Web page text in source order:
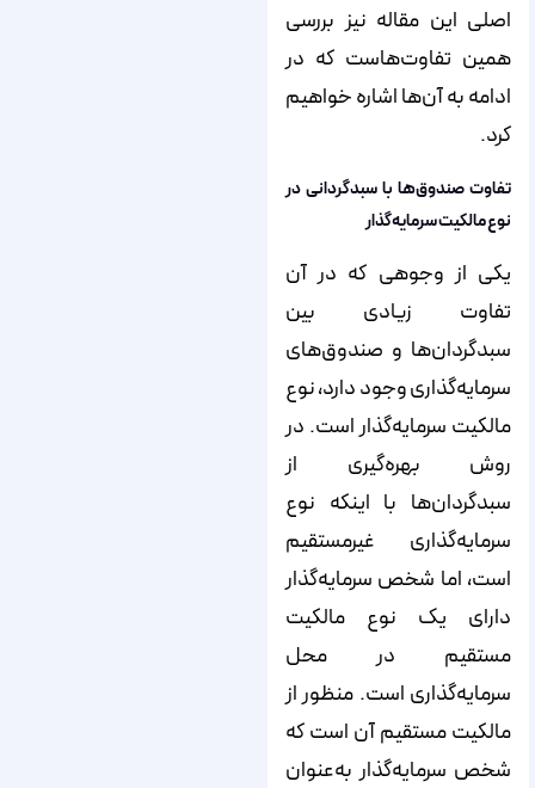
اصلی این مقاله نیز بررسی
همین تفاوت‌هاست که در
ادامه به آن‌ها اشاره خواهیم
کرد.
تفاوت صندوق‌ها با سبدگردانی در
نوع مالکیت سرمایه‌گذار
یکی از وجوهی که در آن
تفاوت زیادی بین
سبدگردان‌ها و صندوق‌های
سرمایه‌گذاری وجود دارد، نوع
مالکیت سرمایه‌گذار است. در
روش بهره‌گیری از
سبدگردان‌ها با اینکه نوع
سرمایه‌گذاری غیرمستقیم
است، اما شخص سرمایه‌گذار
دارای یک نوع مالکیت
مستقیم در محل
سرمایه‌گذاری است. منظور از
مالکیت مستقیم آن است که
شخص سرمایه‌گذار به‌عنوان